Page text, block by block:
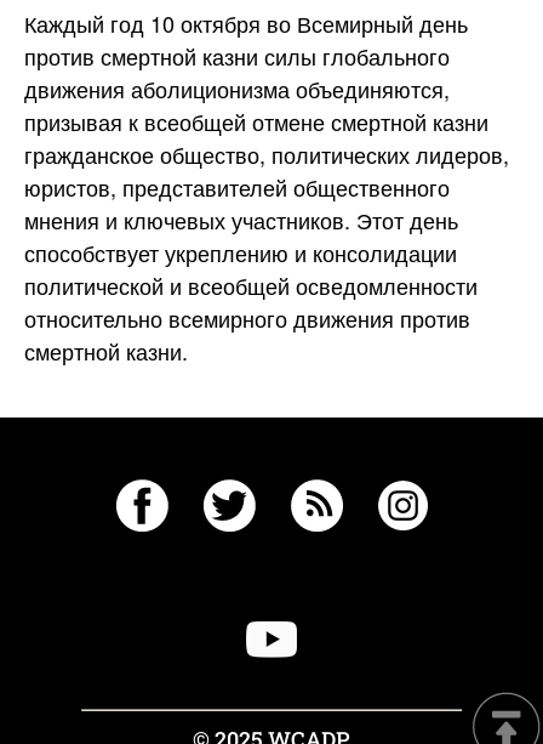
Каждый год 10 октября во Всемирный день
против смертной казни силы глобального
движения аболиционизма объединяются,
призывая к всеобщей отмене смертной казни
гражданское общество, политических лидеров,
юристов, представителей общественного
мнения и ключевых участников. Этот день
способствует укреплению и консолидации
политической и всеобщей осведомленности
относительно всемирного движения против
смертной казни.